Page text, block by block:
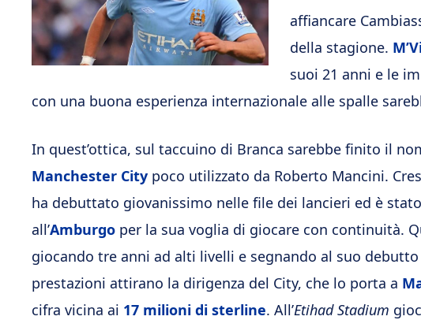
affiancare
della stagione.
suoi 21 anni e le
con una buona esperienza internazionale alle spalle
In quest’ottica, sul taccuino di Branca sarebbe finito il
Manchester City poco utilizzato da Roberto Mancini.
ha debuttato giovanissimo nelle file dei lancieri ed è
all’Amburgo per la sua voglia di giocare con continuità.
giocando tre anni ad alti livelli e segnando al suo
prestazioni attirano la dirigenza del City, che lo porta a
cifra vicina ai 17 milioni di sterline. All’Etihad Stadium